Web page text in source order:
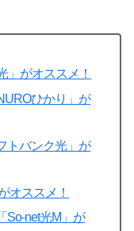
」がオススメ！
ひかり」が
トバンク光」が
オススメ！
So-net光M」が